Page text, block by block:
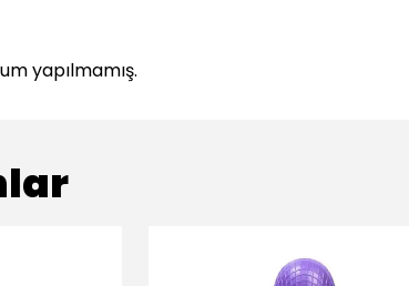
yapılmamış.